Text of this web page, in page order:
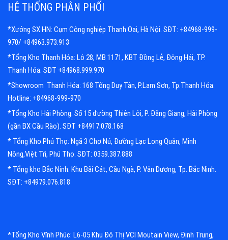
HỆ THỐNG PHÂN PHỐI
*Xưởng SX HN: Cụm Công nghiệp Thanh Oai, Hà Nội. SĐT: +84968-999-
970/ +84963.973.913
*Tổng Kho Thanh Hóa: Lô 28, MB 1171, KBT Đồng Lễ, Đông Hải, TP.
Thanh Hóa. SĐT +84968.999.970
*Showroom Thanh Hóa: 168 Tống Duy Tân, P.Lam Sơn, Tp.Thanh Hóa.
Hotline: +84968-999-970
*Tổng Kho Hải Phòng: Số 15 đường Thiên Lôi, P. Đằng Giang, Hải Phòng
(gần BX Cầu Rào). SĐT +84917.078.168
* Tổng Kho Phú Thọ: Ngã 3 Chợ Nú, Đường Lạc Long Quân, Minh
Nông,Việt Trì, Phú Thọ. SĐT: 0359.387.888
* Tổng kho Bắc Ninh: Khu Bãi Cát, Cầu Ngà, P. Vân Dương, Tp. Bắc Ninh.
SĐT: +84979.076.818
*Tổng Kho Vĩnh Phúc: L6-05 Khu Đô Thị VCI Moutain View, Định Trung,